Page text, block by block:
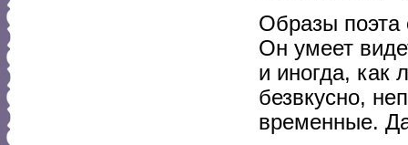
Образы
Он умеет
и иногда, как
безвкусно,
временные.